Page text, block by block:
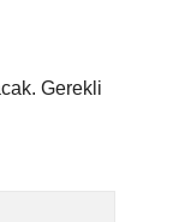
Gerekli